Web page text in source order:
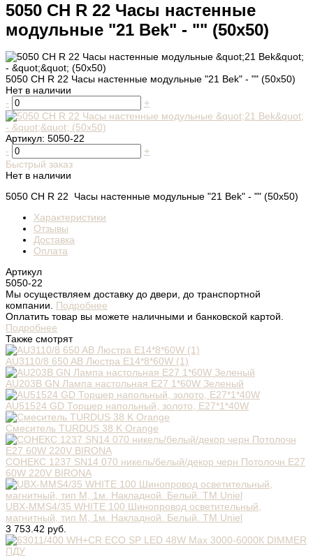
5050 СН R 22 Часы настенные
модульные "21 Bek" - "" (50х50)
5050 СН R 22 Часы настенные модульные "21 Bek" - "" (50х50)
Нет в наличии
-
+
Артикул: 5050-22
-
+
Быстрый заказ
Нет в наличии
5050 СН R 22 Часы настенные модульные "21 Bek" - "" (50х50)
Характеристики
Отзывы
Доставка
Оплата
Артикул
5050-22
Мы осуществляем доставку до двери, до транспортной
компании. Подробнее
Оплатить товар вы можете наличными и банковской картой.
Подробнее
Также смотрят
AU3110/8 650 AB Люстра E14*8*60W (1)
AU203B GN Лампа настольная E27 1*60W Зеленый
AU51524 GD Торшер напольный, золото, Е27*1*40W
Смеситель TURDUS 38 K Orange
СОНЕКС 1237 SN14 070 никель/белый/декор черн Потолочн E27
60W 220V BIRONA
UBX-MMS4/35 WHITE 100 Шинопровод осветительный,
магнитный, тип M, 1м. Накладной. Белый. ТМ Uniel
3 753.42 руб.